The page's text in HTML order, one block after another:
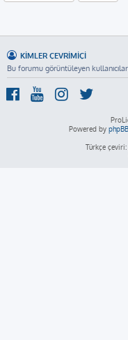
KIMLER ÇEVRIMIÇI
Bu forumu görüntüleyen
Powered by phpBB
Türkçe çeviri: